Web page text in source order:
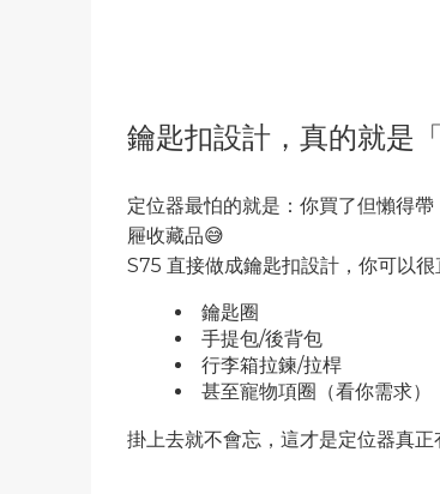
鑰匙扣設計，真的就是
定位器最怕的就是：你買了但懶得
屜收藏品😅
S75 直接做成鑰匙扣設計，你可以很
鑰匙圈
手提包/後背包
行李箱拉鍊/拉桿
甚至寵物項圈（看你需求）
掛上去就不會忘，這才是定位器真正